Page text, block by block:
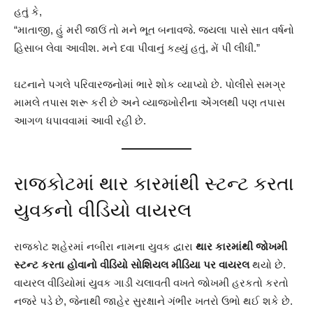
હતું કે,
“માતાજી, હું મરી જાઉં તો મને ભૂત બનાવજે. જયલા પાસે સાત વર્ષનો
હિસાબ લેવા આવીશ. મને દવા પીવાનું કહ્યું હતું, મેં પી લીધી.”
ઘટનાને પગલે પરિવારજનોમાં ભારે શોક વ્યાપ્યો છે. પોલીસે સમગ્ર
મામલે તપાસ શરૂ કરી છે અને વ્યાજખોરીના એંગલથી પણ તપાસ
આગળ ધપાવવામાં આવી રહી છે.
રાજકોટમાં થાર કારમાંથી સ્ટન્ટ કરતા
યુવકનો વીડિયો વાયરલ
રાજકોટ શહેરમાં નબીરા નામના યુવક દ્વારા થાર કારમાંથી જોખમી
સ્ટન્ટ કરતા હોવાનો વીડિયો સોશિયલ મીડિયા પર વાયરલથયો છે.
વાયરલ વીડિયોમાં યુવક ગાડી ચલાવતી વખતે જોખમી હરકતો કરતો
નજરે પડે છે, જેનાથી જાહેર સુરક્ષાને ગંભીર ખતરો ઉભો થઈ શકે છે.